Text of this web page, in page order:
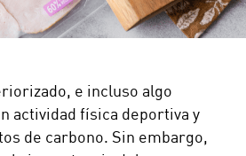
e incluso algo
actividad física deportiva y
de carbono. Sin embargo,